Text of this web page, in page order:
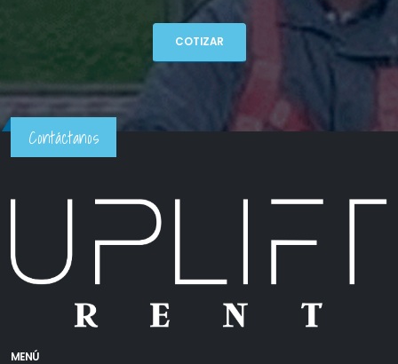
COTIZAR
Contáctanos
MENÚ